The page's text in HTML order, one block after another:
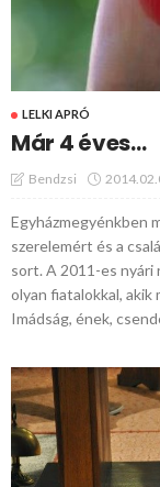
LELKI APRÓ
Már 4 éves…
Bendzsi
Egyházmegyénkben
szerelemért és a
sort. A 2011-es nyári
olyan fiatalokkal, akik
Imádság, ének,